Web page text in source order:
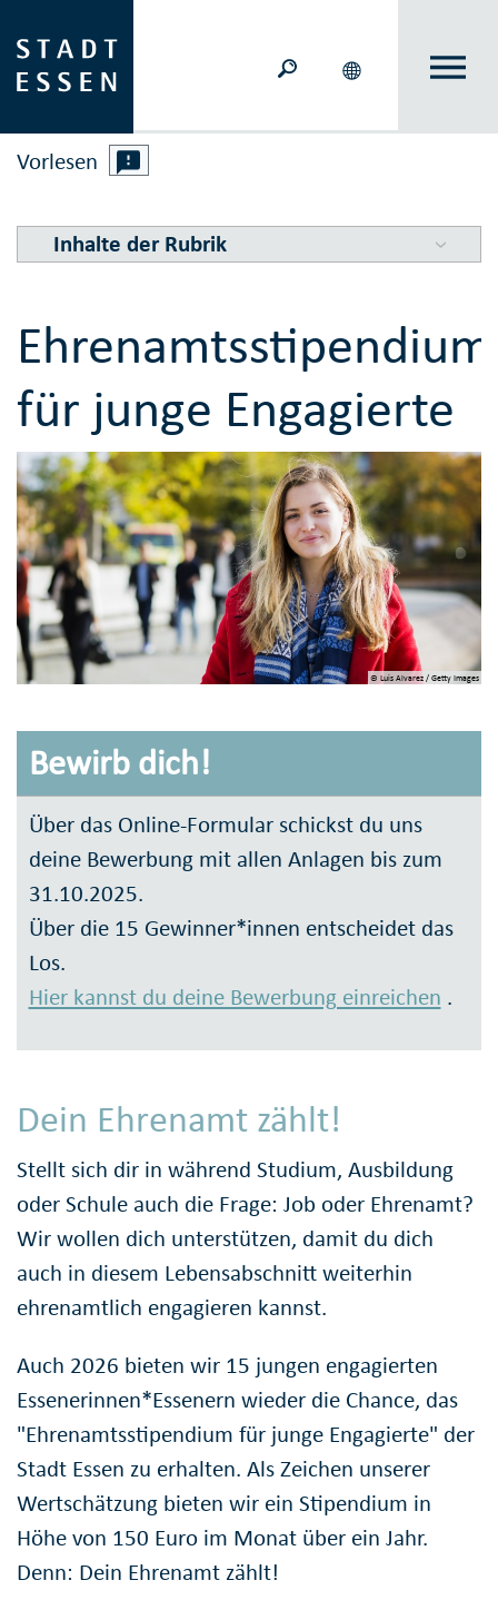
Vorlesen
Inhalte der Rubrik
Ehrenamtsstipendium
für junge Engagierte
© Luis Alvarez / Getty Images
Bewirb dich!
Über das Online-Formular schickst du uns
deine Bewerbung mit allen Anlagen bis zum
31.10.2025.
Über die 15 Gewinner*innen entscheidet das
Los.
Hier kannst du deine Bewerbung einreichen .
Dein Ehrenamt zählt!
Stellt sich dir in während Studium, Ausbildung
oder Schule auch die Frage: Job oder Ehrenamt?
Wir wollen dich unterstützen, damit du dich
auch in diesem Lebensabschnitt weiterhin
ehrenamtlich engagieren kannst.
Auch 2026 bieten wir 15 jungen engagierten
Essenerinnen*Essenern wieder die Chance, das
"Ehrenamtsstipendium für junge Engagierte" der
Stadt Essen zu erhalten. Als Zeichen unserer
Wertschätzung bieten wir ein Stipendium in
Höhe von 150 Euro im Monat über ein Jahr.
Denn: Dein Ehrenamt zählt!